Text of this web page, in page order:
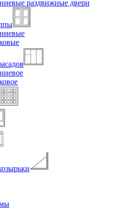
раздвижные двери